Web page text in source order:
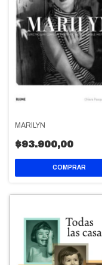
MARILYN
$93.900,00